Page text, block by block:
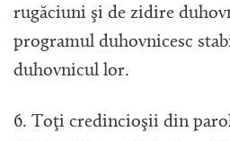
rugăciuni şi de zidire
programul duhovnicesc
duhovnicul lor.
6. Toţi credincioşii din